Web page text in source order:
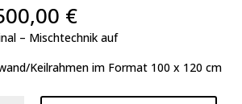
€
– Mischtechnik auf
Keilrahmen im Format 100 x 120 cm